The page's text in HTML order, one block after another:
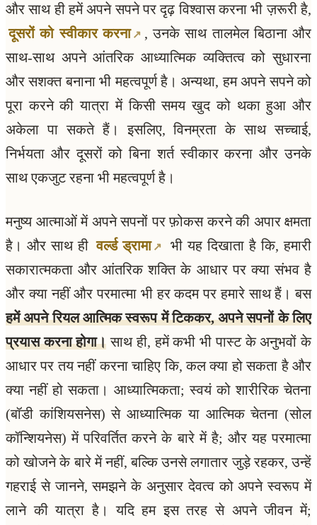
और साथ ही हमें अपने सपने पर दृढ़ विश्वास करना भी ज़रूरी है,
दूसरों को स्वीकार करना
, उनके साथ तालमेल बिठाना और
साथ-साथ अपने आंतरिक आध्यात्मिक व्यक्तित्व को सुधारना
और सशक्त बनाना भी महत्वपूर्ण है। अन्यथा, हम अपने सपने को
पूरा करने की यात्रा में किसी समय खुद को थका हुआ और
अकेला पा सकते हैं। इसलिए, विनम्रता के साथ सच्चाई,
निर्भयता और दूसरों को बिना शर्त स्वीकार करना और उनके
साथ एकजुट रहना भी महत्वपूर्ण है।
मनुष्य आत्माओं में अपने सपनों पर फ़ोकस करने की अपार क्षमता
है। और साथ ही वर्ल्ड ड्रामा
भी यह दिखाता है कि, हमारी
सकारात्मकता और आंतरिक शक्ति के आधार पर क्या संभव है
और क्या नहीं और परमात्मा भी हर कदम पर हमारे साथ हैं। बस
हमें अपने रियल आत्मिक स्वरूप में टिककर, अपने सपनों के लिए
प्रयास करना होगा। साथ ही, हमें कभी भी पास्ट के अनुभवों के
आधार पर तय नहीं करना चाहिए कि, कल क्या हो सकता है और
क्या नहीं हो सकता। आध्यात्मिकता; स्वयं को शारीरिक चेतना
(बॉडी कांशियसनेस) से आध्यात्मिक या आत्मिक चेतना (सोल
कॉन्शियनेस) में परिवर्तित करने के बारे में है; और यह परमात्मा
को खोजने के बारे में नहीं, बल्कि उनसे लगातार जुड़े रहकर, उन्हें
गहराई से जानने, समझने के अनुसार देवत्व को अपने स्वरूप में
लाने की यात्रा है। यदि हम इस तरह से अपने जीवन में;